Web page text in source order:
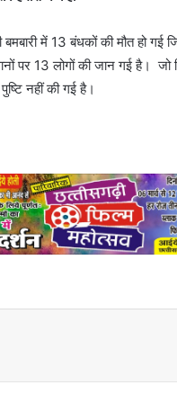
में 13 बंधकों की मौत हो गई
पर 13 लोगों की जान गई है।
नहीं की गई है।